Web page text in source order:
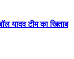
यादव टीम का खिताब